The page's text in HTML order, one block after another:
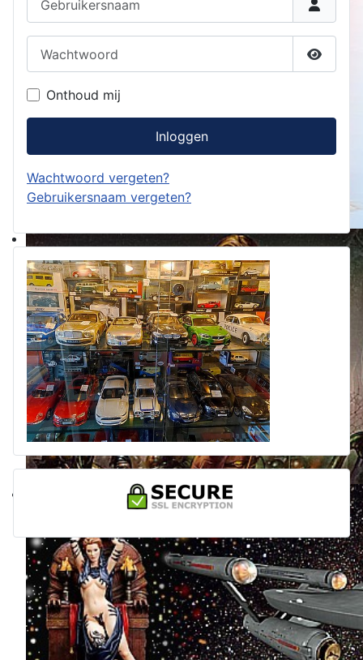
Toon
Onthoud mij
Inloggen
Wachtwoord vergeten?
Gebruikersnaam vergeten?